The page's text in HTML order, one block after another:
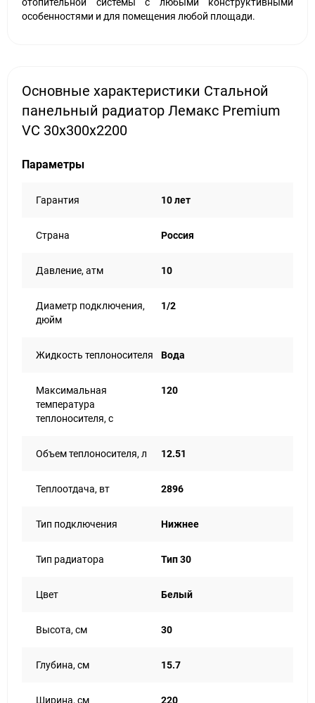
особенностями и для помещения любой площади.
Основные характеристики Стальной
панельный радиатор Лемакс Premium
VC 30х300х2200
Параметры
Гарантия 10 лет
Страна Россия
Давление, атм 10
Диаметр подключения,
дюйм
1/2
Жидкость теплоносителя Вода
Максимальная
температура
теплоносителя, с
120
Объем теплоносителя, л 12.51
Теплоотдача, вт 2896
Тип подключения Нижнее
Тип радиатора Тип 30
Цвет Белый
Высота, см 30
Глубина, см 15.7
Ширина, см 220